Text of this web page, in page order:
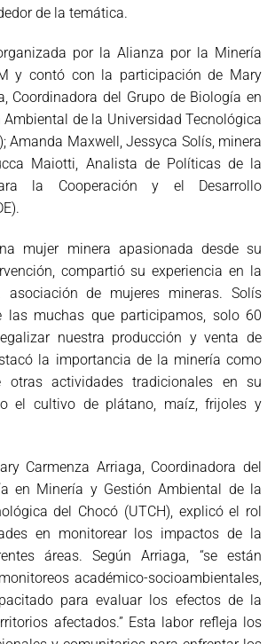
de la temática.
por la Alianza por la Minería
y contó con la participación de Mary
Coordinadora del Grupo de Biología en
Ambiental de la Universidad Tecnológica
Amanda Maxwell, Jessyca Solís, minera
Maiotti, Analista de Políticas de la
la Cooperación y el Desarrollo
mujer minera apasionada desde su
compartió su experiencia en la
asociación de mujeres mineras. Solís
las muchas que participamos, solo 60
nuestra producción y venta de
la importancia de la minería como
otras actividades tradicionales en su
el cultivo de plátano, maíz, frijoles y
Carmenza Arriaga, Coordinadora del
en Minería y Gestión Ambiental de la
del Chocó (UTCH), explicó el rol
en monitorear los impactos de la
áreas. Según Arriaga, “se están
académico-socioambientales,
para evaluar los efectos de la
afectados.” Esta labor refleja los